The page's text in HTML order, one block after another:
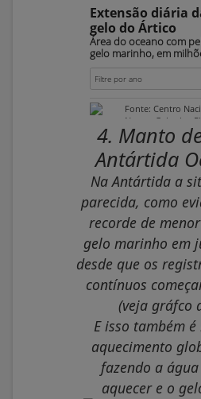
4. Manto
Antártida
Na Antártida a
parecida, como
recorde de
gelo marinho em
desde que os
contínuos
(veja gráfco
E isso também
aquecimento
fazendo a
aquecer e o